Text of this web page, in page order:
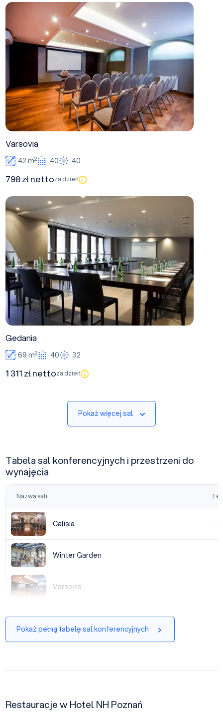
Varsovia
42 m2 40 40
798 zł nettoza dzień
Gedania
Gedania
69 m2 40 32
1 311 zł nettoza dzień
Pokaż więcej sal
Tabela sal konferencyjnych i przestrzeni do
wynajęcia
Nazwa sali
Calisia
Calisia
Winter Garden
Winter Garden
Varsovia
Varsovia
Pokaż pełną tabelę sal konferencyjnych
Restauracje w Hotel NH Poznań